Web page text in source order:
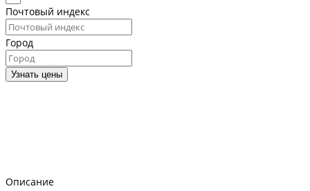
Почтовый индекс
Город
Узнать цены
Описание